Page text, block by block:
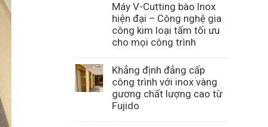
Máy V-Cutting bào Inox
hiện đại – Công nghệ gia
công kim loại tấm tối ưu
cho mọi công trình
Khẳng định đẳng cấp
công trình với inox vàng
gương chất lượng cao từ
Fujido